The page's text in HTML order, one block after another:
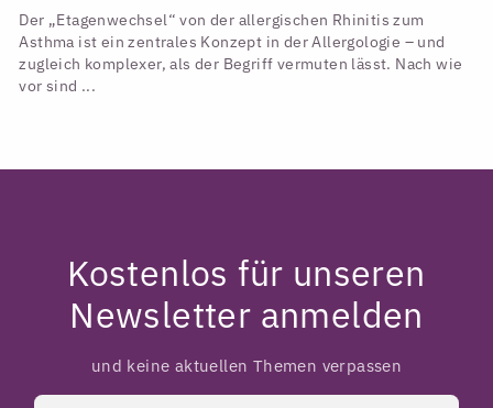
Der „Etagenwechsel“ von der allergischen Rhinitis zum
Asthma ist ein zentrales Konzept in der Allergologie – und
zugleich komplexer, als der Begriff vermuten lässt. Nach wie
vor sind ...
Kostenlos für unseren
Newsletter anmelden
und keine aktuellen Themen verpassen